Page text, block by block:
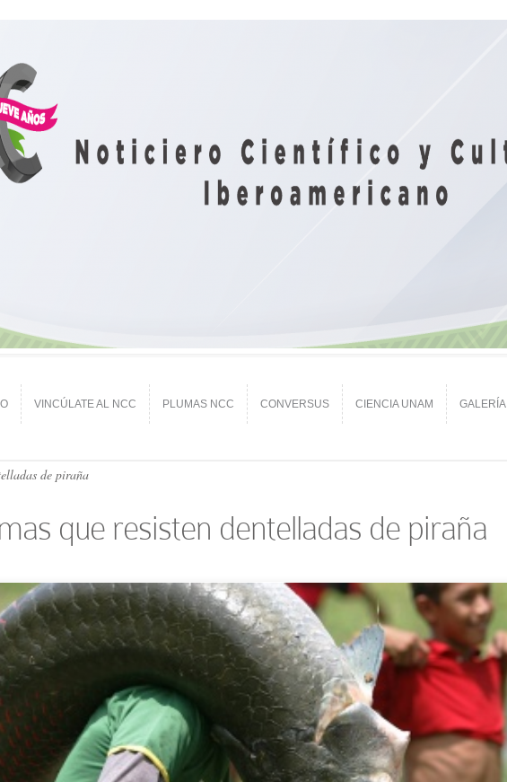
VINCÚLATE AL NCC PLUMAS NCC CONVERSUS CIENCIA UNAM GALERÍA
de piraña
que resisten dentelladas de piraña